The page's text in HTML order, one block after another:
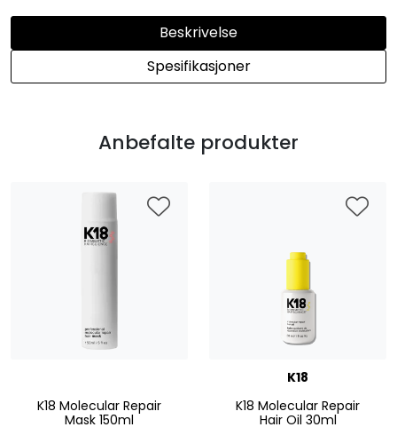
Beskrivelse
Spesifikasjoner
Anbefalte produkter
K18 Molecular Repair
Mask 150ml
K18
K18 Molecular Repair
Hair Oil 30ml